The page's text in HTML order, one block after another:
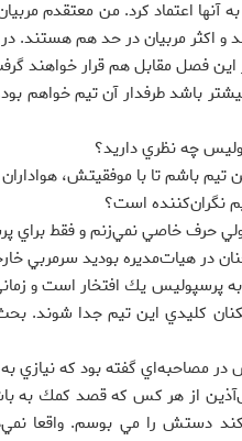
آنها اعتماد كرد. من معتقدم
فصل مقابل هم قرار خواهند
باشد طرفدار آن تيم خواهم
چه نظري داريد؟
تيم باشم تا با موفقيتش،
نگران‌كننده است؟
ولي حرف خاصي نمي‌زنم و فقط براي
در هيات‌مديره بوديد سرمربي
پرسپوليس يك افتخار است و
كليدي اين تيم جدا شوند.
در مصاحبه‌اي گفته بود كه نيازي
از هر كس كه قصد كمك به
دستش را مي بوسم. واقعا